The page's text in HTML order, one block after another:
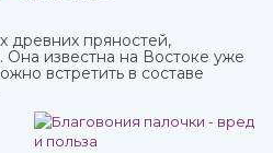
древних пряностей,
Она известна на Востоке уже
встретить в составе